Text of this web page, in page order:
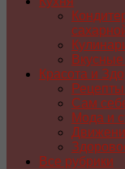
Красота и
Сам
Мода и
Все рубрики